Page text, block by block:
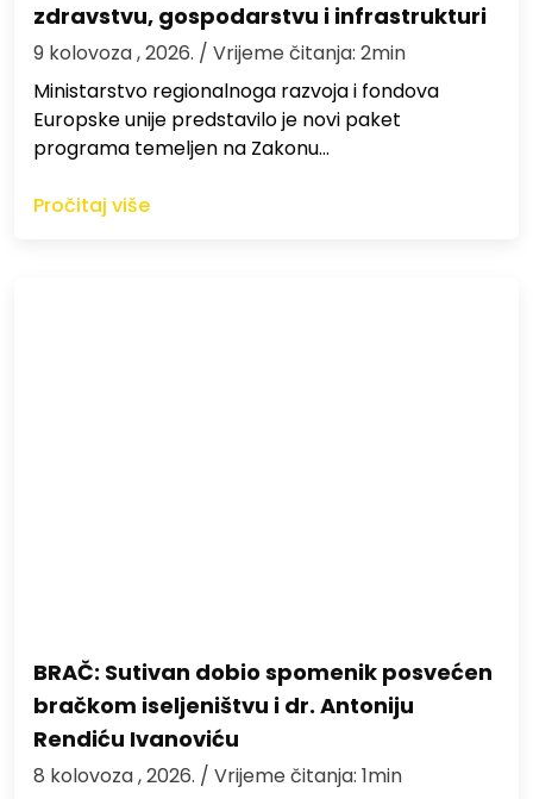
zdravstvu, gospodarstvu i infrastrukturi
9 kolovoza , 2026. / Vrijeme čitanja: 2min
Ministarstvo regionalnoga razvoja i fondova
Europske unije predstavilo je novi paket
programa temeljen na Zakonu…
Pročitaj više
BRAČ: Sutivan dobio spomenik posvećen
bračkom iseljeništvu i dr. Antoniju
Rendiću Ivanoviću
8 kolovoza , 2026. / Vrijeme čitanja: 1min